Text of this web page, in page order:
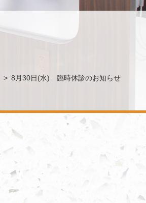
> 8月30日(水) 臨時休診のお知らせ